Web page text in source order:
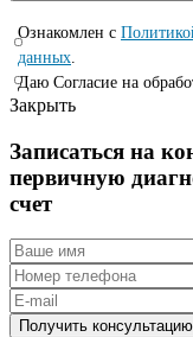
Ознакомлен с
данных
Даю Согласие на
Закрыть
Записаться на
первичную
счет